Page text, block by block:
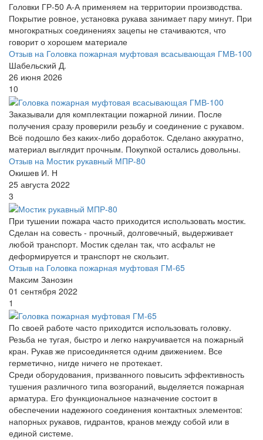
Головки ГР-50 А-А применяем на территории производства.
Покрытие ровное, установка рукава занимает пару минут. При
многократных соединениях зацепы не стачиваются, что
говорит о хорошем материале
Отзыв на Головка пожарная муфтовая всасывающая ГМВ-100
Шабельский Д.
26 июня 2026
10
Заказывали для комплектации пожарной линии. После
получения сразу проверили резьбу и соединение с рукавом.
Всё подошло без каких-либо доработок. Сделано аккуратно,
материал выглядит прочным. Покупкой остались довольны.
Отзыв на Мостик рукавный МПР-80
Окишев И. Н
25 августа 2022
3
При тушении пожара часто приходится использовать мостик.
Сделан на совесть - прочный, долговечный, выдерживает
любой транспорт. Мостик сделан так, что асфальт не
деформируется и транспорт не скользит.
Отзыв на Головка пожарная муфтовая ГМ-65
Максим Занозин
01 сентября 2022
1
По своей работе часто приходится использовать головку.
Резьба не тугая, быстро и легко накручивается на пожарный
кран. Рукав же присоединяется одним движением. Все
герметично, нигде ничего не протекает.
Среди оборудования, призванного повысить эффективность
тушения различного типа возгораний, выделяется пожарная
арматура. Его функциональное назначение состоит в
обеспечении надежного соединения контактных элементов:
напорных рукавов, гидрантов, кранов между собой или в
единой системе.